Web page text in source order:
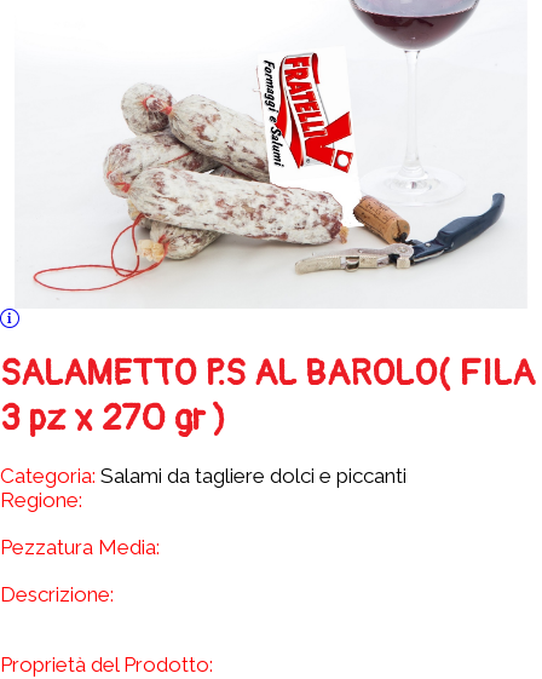
SALAMETTO P.S AL BAROLO( FILA
3 pz x 270 gr )
Categoria: Salami da tagliere dolci e piccanti
Regione:
Pezzatura Media:
Descrizione:
Proprietà del Prodotto: